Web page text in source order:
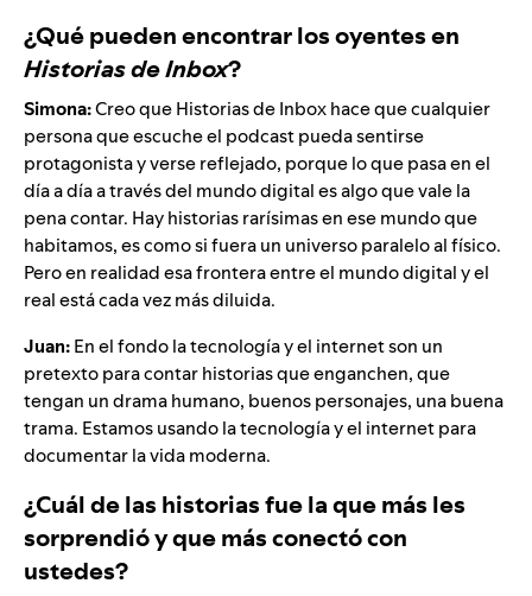
¿Qué pueden encontrar los oyentes en
Historias de Inbox?
Simona:Creo que Historias de Inbox hace que cualquier
persona que escuche el podcast pueda sentirse
protagonista y verse reflejado, porque lo que pasa en el
día a día a través del mundo digital es algo que vale la
pena contar. Hay historias rarísimas en ese mundo que
habitamos, es como si fuera un universo paralelo al físico.
Pero en realidad esa frontera entre el mundo digital y el
real está cada vez más diluida.
Juan:En el fondo la tecnología y el internet son un
pretexto para contar historias que enganchen, que
tengan un drama humano, buenos personajes, una buena
trama. Estamos usando la tecnología y el internet para
documentar la vida moderna.
¿Cuál de las historias fue la que más les
sorprendió y que más conectó con
ustedes?